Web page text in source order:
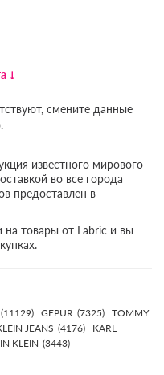
смените данные
известного мирового
во все города
предоставлен в
товары от Fabric и вы
(11129) GEPUR (7325) TOMMY
JEANS (4176)
KARL
KLEIN (3443)